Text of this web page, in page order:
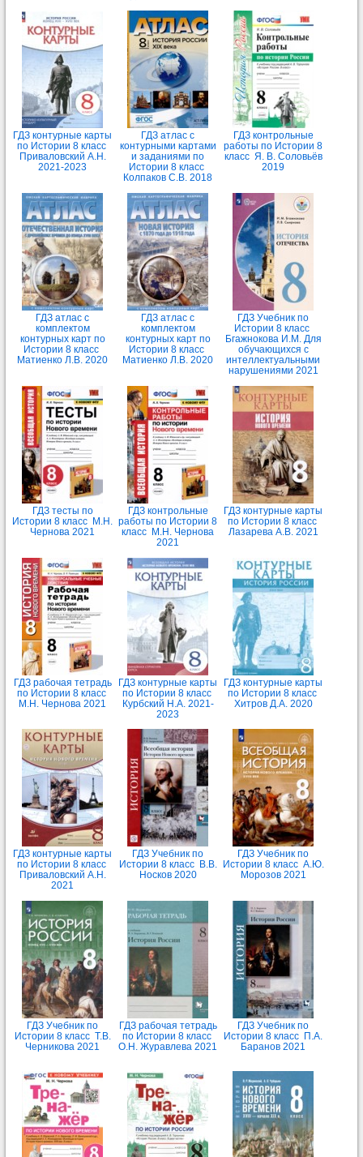
ГДЗ контурные карты
по Истории 8 класс
Приваловский А.Н.
2021-2023
ГДЗ атлас с
контурными картами
и заданиями по
Истории 8 класс
Колпаков С.В. 2018
ГДЗ контрольные
работы по Истории 8
класс Я. В. Соловьёв
2019
ГДЗ атлас с
комплектом
контурных карт по
Истории 8 класс
Матиенко Л.В. 2020
ГДЗ атлас с
комплектом
контурных карт по
Истории 8 класс
Матиенко Л.В. 2020
ГДЗ Учебник по
Истории 8 класс
Бгажнокова И.М. Для
обучающихся с
интеллектуальными
нарушениями 2021
ГДЗ тесты по
Истории 8 класс М.Н.
Чернова 2021
ГДЗ контрольные
работы по Истории 8
класс М.Н. Чернова
2021
ГДЗ контурные карты
по Истории 8 класс
Лазарева А.В. 2021
ГДЗ рабочая тетрадь
по Истории 8 класс
М.Н. Чернова 2021
ГДЗ контурные карты
по Истории 8 класс
Курбский Н.А. 2021-
2023
ГДЗ контурные карты
по Истории 8 класс
Хитров Д.А. 2020
ГДЗ контурные карты
по Истории 8 класс
Приваловский А.Н.
2021
ГДЗ Учебник по
Истории 8 класс В.В.
Носков 2020
ГДЗ Учебник по
Истории 8 класс А.Ю.
Морозов 2021
ГДЗ Учебник по
Истории 8 класс Т.В.
Черникова 2021
ГДЗ рабочая тетрадь
по Истории 8 класс
О.Н. Журавлева 2021
ГДЗ Учебник по
Истории 8 класс П.А.
Баранов 2021